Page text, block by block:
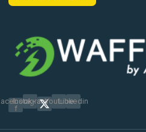
f
InstagramYoutubeLinkedin